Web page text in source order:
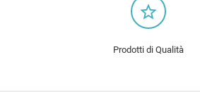
star_border
Prodotti di Qualità